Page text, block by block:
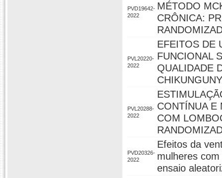
PVD19642-
2022
MÉTODO
CRÔNICA:
PVL20220-
2022
EFEITOS DE
FUNCIONAL
QUALIDADE
PVL20288-
2022
CONTÍNUA E
COM
PVD20326-
2022
Efeitos da
mulheres
ensaio